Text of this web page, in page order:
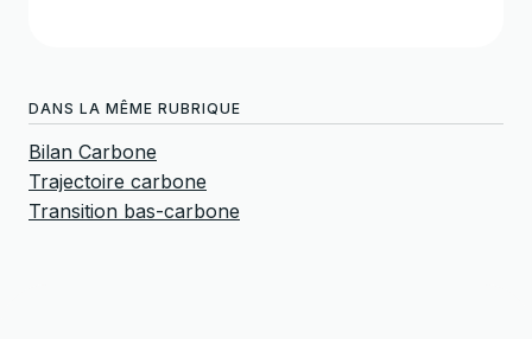
DANS LA MÊME RUBRIQUE
Bilan Carbone
Trajectoire carbone
Transition bas-carbone